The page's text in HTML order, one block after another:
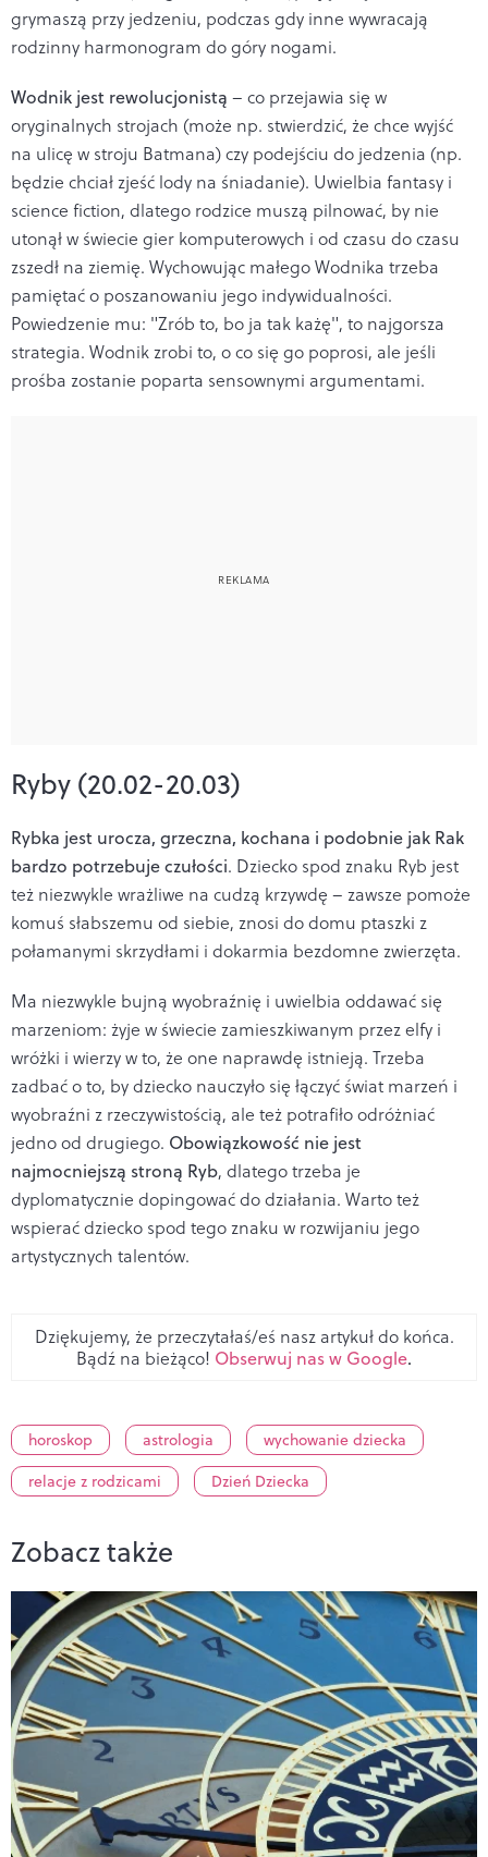
grymaszą przy jedzeniu, podczas gdy inne wywracają
rodzinny harmonogram do góry nogami.
Wodnik jest rewolucjonistą – co przejawia się w
oryginalnych strojach (może np. stwierdzić, że chce wyjść
na ulicę w stroju Batmana) czy podejściu do jedzenia (np.
będzie chciał zjeść lody na śniadanie). Uwielbia fantasy i
science fiction, dlatego rodzice muszą pilnować, by nie
utonął w świecie gier komputerowych i od czasu do czasu
zszedł na ziemię. Wychowując małego Wodnika trzeba
pamiętać o poszanowaniu jego indywidualności.
Powiedzenie mu: "Zrób to, bo ja tak każę", to najgorsza
strategia. Wodnik zrobi to, o co się go poprosi, ale jeśli
prośba zostanie poparta sensownymi argumentami.
Ryby (20.02-20.03)
Rybka jest urocza, grzeczna, kochana i podobnie jak Rak
bardzo potrzebuje czułości. Dziecko spod znaku Ryb jest
też niezwykle wrażliwe na cudzą krzywdę – zawsze pomoże
komuś słabszemu od siebie, znosi do domu ptaszki z
połamanymi skrzydłami i dokarmia bezdomne zwierzęta.
Ma niezwykle bujną wyobraźnię i uwielbia oddawać się
marzeniom: żyje w świecie zamieszkiwanym przez elfy i
wróżki i wierzy w to, że one naprawdę istnieją. Trzeba
zadbać o to, by dziecko nauczyło się łączyć świat marzeń i
wyobraźni z rzeczywistością, ale też potrafiło odróżniać
jedno od drugiego. Obowiązkowość nie jest
najmocniejszą stroną Ryb, dlatego trzeba je
dyplomatycznie dopingować do działania. Warto też
wspierać dziecko spod tego znaku w rozwijaniu jego
artystycznych talentów.
Dziękujemy, że przeczytałaś/eś nasz artykuł do końca.
Bądź na bieżąco! Obserwuj nas w Google.
horoskop astrologia
wychowanie dziecka
relacje z rodzicami
Dzień Dziecka
Zobacz także